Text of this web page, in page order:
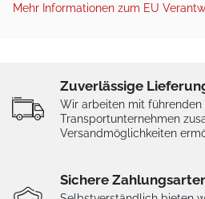
Mehr Informationen zum EU
Zuverlässige
Wir arbeiten mit führenden
Transportunternehmen
Versandmöglichkeiten
Sichere